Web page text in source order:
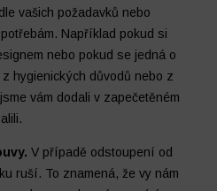
vašich požadavků nebo
Například pokud si
nebo pokud se jedná o
hygienických důvodů nebo z
vám dodali v zapečetěném
V případě odstoupení od
ruší. To znamená, že vy nám